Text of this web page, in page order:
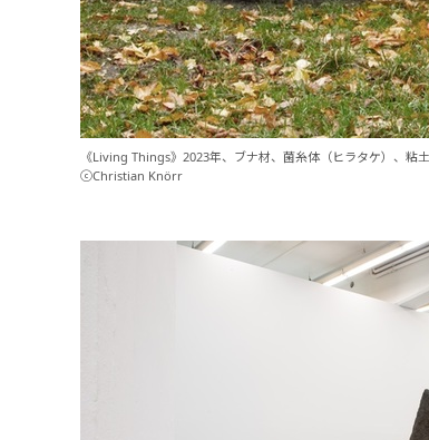
《Living Things》2023年、ブナ材、菌糸体（ヒラタケ）、粘
ⓒChristian Knörr